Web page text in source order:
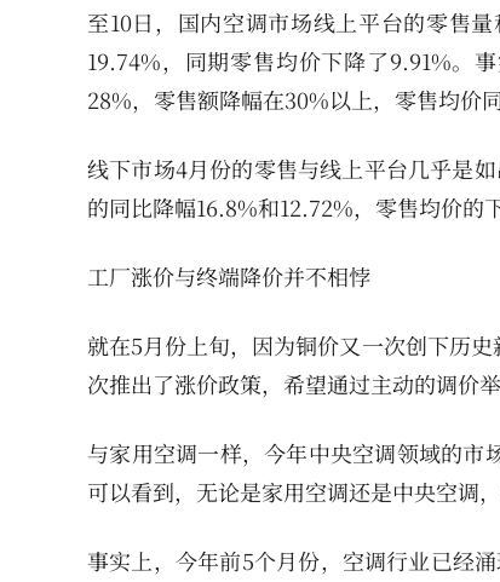
至10日，国内空调市场线上平台的零售
19.74%，同期零售均价下降了9.91%。
28%，零售额降幅在30%以上，零售均价同
线下市场4月份的零售与线上平台几乎是
的同比降幅16.8%和12.72%，零售均价的
工厂涨价与终端降价并不相悖
就在5月份上旬，因为铜价又一次创下历
次推出了涨价政策，希望通过主动的调价
与家用空调一样，今年中央空调领域的
可以看到，无论是家用空调还是中央空调
事实上，今年前5个月份，空调行业已经